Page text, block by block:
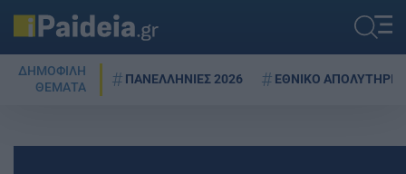
ΔΗΜΟΦΙΛΗ
ΘΕΜΑΤΑ
ΠΑΝΕΛΛΗΝΙΕΣ 2026 ΕΘΝΙΚΟ ΑΠΟΛΥΤΗΡΙΟ